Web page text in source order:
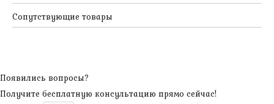
Сопутствующие товары
Появились вопросы?
Получите бесплатную консультацию прямо сейчас!